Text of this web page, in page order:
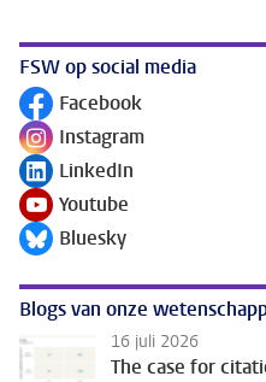
FSW op social media
Volg ons op
Facebook
Volg ons op
Instagram
Volg ons op
LinkedIn
Volg ons op
Youtube
Volg ons op
Bluesky
Blogs van onze
16 juli 2026
The case for